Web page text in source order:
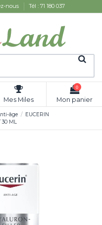
nous Tél : 71 180 037
Mes Miles
0
Mon panier
âge
EUCERIN
30 ML